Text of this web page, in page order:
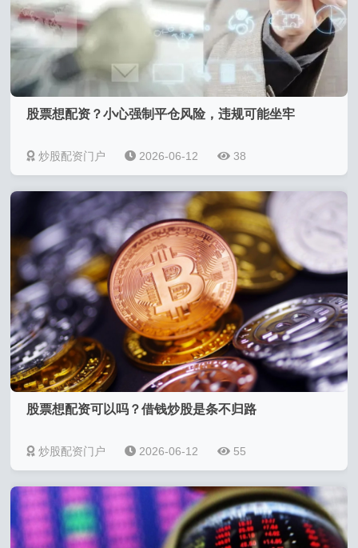
股票想配资？小心强制平仓风险，违规可能坐牢
炒股配资门户 2026-06-12 38
股票想配资可以吗？借钱炒股是条不归路
炒股配资门户 2026-06-12 55